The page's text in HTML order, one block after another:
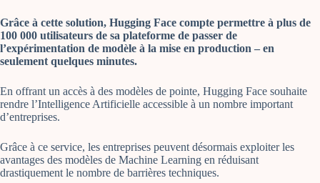
Grâce à cette solution, Hugging Face compte permettre à plus de
100 000 utilisateurs de sa plateforme de passer de
l’expérimentation de modèle à la mise en production – en
seulement quelques minutes.
En offrant un accès à des modèles de pointe, Hugging Face souhaite
rendre l’Intelligence Artificielle accessible à un nombre important
d’entreprises.
Grâce à ce service, les entreprises peuvent désormais exploiter les
avantages des modèles de Machine Learning en réduisant
drastiquement le nombre de barrières techniques.